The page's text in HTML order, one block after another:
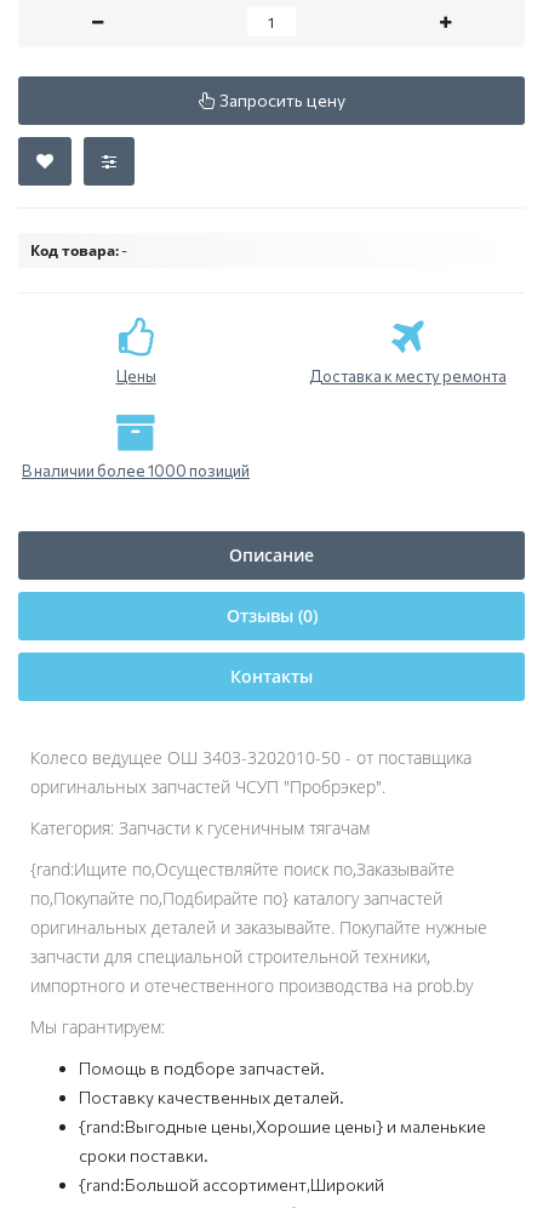
Запросить цену
Код товара:-
Цены Доставка к месту ремонта
В наличии более 1000 позиций
Описание
Отзывы (0)
Контакты
Колесо ведущее ОШ 3403-3202010-50 - от поставщика
оригинальных запчастей ЧСУП "Пробрэкер".
Категория: Запчасти к гусеничным тягачам
{rand:Ищите по,Осуществляйте поиск по,Заказывайте
по,Покупайте по,Подбирайте по} каталогу запчастей
оригинальных деталей и заказывайте. Покупайте нужные
запчасти для специальной строительной техники,
импортного и отечественного производства на prob.by
Мы гарантируем:
Помощь в подборе запчастей.
Поставку качественных деталей.
{rand:Выгодные цены,Хорошие цены} и маленькие
сроки поставки.
{rand:Большой ассортимент,Широкий